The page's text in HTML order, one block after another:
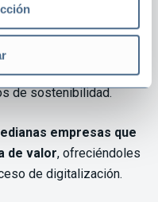
las actividades de la
el sistema logístico
de sostenibilidad.
empresas que
de valor, ofreciéndoles
de digitalización.